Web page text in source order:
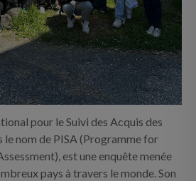
pour le Suivi des Acquis des
le nom de PISA (Programme for
est une enquête menée
pays à travers le monde. Son